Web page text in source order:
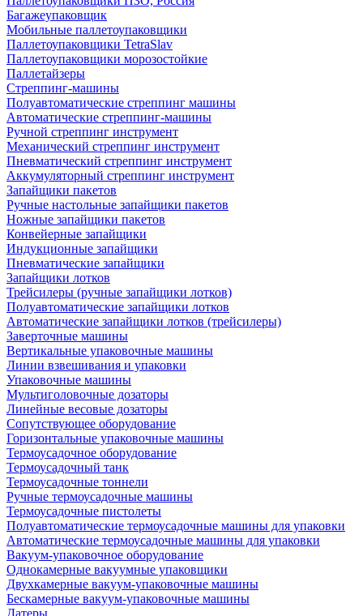
Багажеупаковщик
Мобильные паллетоупаковщики
Паллетоупаковщики TetraSlav
Паллетоупаковщики морозостойкие
Паллетайзеры
Стреппинг-машины
Полуавтоматические стреппинг машины
Автоматические стреппинг-машины
Ручной стреппинг инструмент
Механический стреппинг инструмент
Пневматический стреппинг инструмент
Аккумуляторный стреппинг инструмент
Запайщики пакетов
Ручные настольные запайщики пакетов
Ножные запайщики пакетов
Конвейерные запайщики
Индукционные запайщики
Пневматические запайщики
Запайщики лотков
Трейсилеры (ручные запайщики лотков)
Полуавтоматические запайщики лотков
Автоматические запайщики лотков (трейсилеры)
Заверточные машины
Вертикальные упаковочные машины
Линии взвешивания и упаковки
Упаковочные машины
Мультиголовочные дозаторы
Линейные весовые дозаторы
Сопутствующее оборудование
Горизонтальные упаковочные машины
Термоусадочное оборудование
Термоусадочный танк
Термоусадочные тоннели
Ручные термоусадочные машины
Термоусадочные пистолеты
Полуавтоматические термоусадочные машины для упаковки
Автоматические термоусадочные машины для упаковки
Вакуум-упаковочное оборудование
Однокамерные вакуумные упаковщики
Двухкамерные вакуум-упаковочные машины
Бескамерные вакуум-упаковочные машины
Датеры